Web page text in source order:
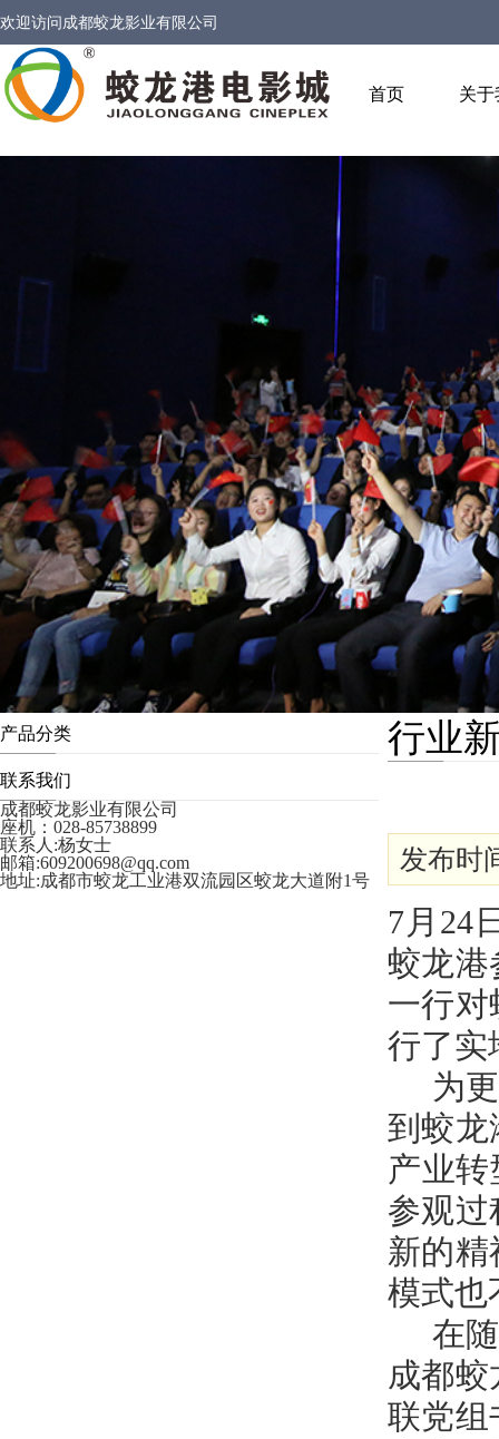
欢迎访问成都蛟龙影业有限公司
首页 关于
产品分类
联系我们
成都蛟龙影业有限公司
座机：028-85738899
联系人:杨女士
邮箱:609200698@qq.com
地址:成都市蛟龙工业港双流园区蛟龙大道附1号
行业
发布时
7月24
蛟龙港
一行对
行了实
为更
到蛟
产业
参观过
新的
模式也
在随
成都
联党组